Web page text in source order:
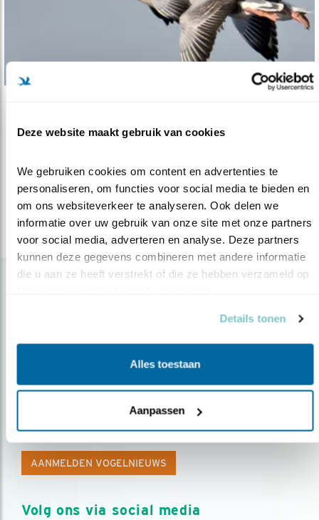
Deze website maakt gebruik van cookies
We gebruiken cookies om content en advertenties te
personaliseren, om functies voor social media te bieden en
om ons websiteverkeer te analyseren. Ook delen we
informatie over uw gebruik van onze site met onze partners
voor social media, adverteren en analyse. Deze partners
kunnen deze gegevens combineren met andere informatie
die u aan ze heeft verstrekt of die ze hebben verzameld op
Details tonen
Alles toestaan
Aanpassen
Die heerlijke ganzen
lees meer
Op de hoogte blijven?
Meld je aan en ontvang nieuws, inspiratie, acties en tips
AANMELDEN VOGELNIEUWS
Volg ons via social media